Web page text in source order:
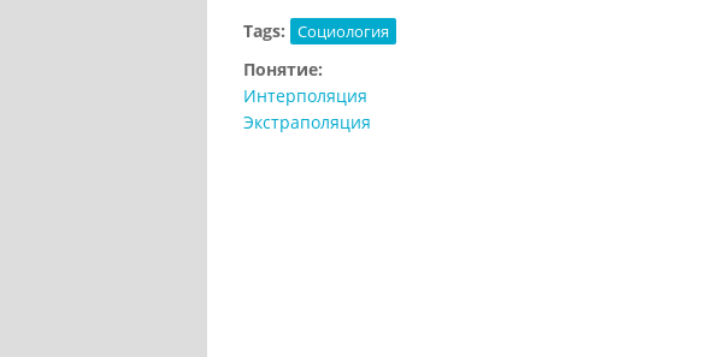
Tags: Социология
Понятие:
Интерполяция
Экстраполяция